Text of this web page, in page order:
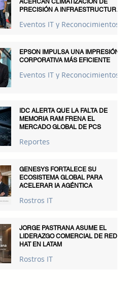
ACERCAN CLIMATIZACIÓN DE
PRECISIÓN A INFRAESTRUCTURAS
Eventos IT y Reconocimientos
EPSON IMPULSA UNA IMPRESIÓN
CORPORATIVA MÁS EFICIENTE
Eventos IT y Reconocimientos
IDC ALERTA QUE LA FALTA DE
MEMORIA RAM FRENA EL
MERCADO GLOBAL DE PCS
Reportes
GENESYS FORTALECE SU
ECOSISTEMA GLOBAL PARA
ACELERAR IA AGÉNTICA
Rostros IT
JORGE PASTRANA ASUME EL
LIDERAZGO COMERCIAL DE RED
HAT EN LATAM
Rostros IT